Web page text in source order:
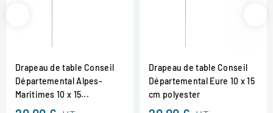
Drapeau de table Conseil
Départemental Alpes-
Maritimes 10 x 15...
Drapeau de table Conseil
Départemental Eure 10 x 15
cm polyester